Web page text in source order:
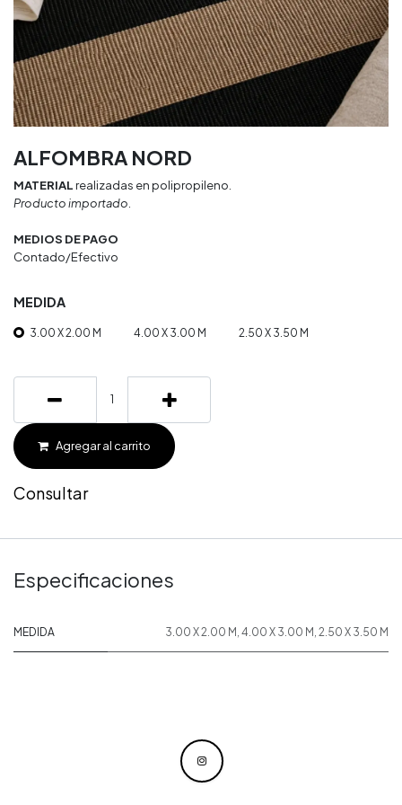
ALFOMBRA NORD
MATERIALrealizadas en polipropileno.
Producto importado.
MEDIOS DE PAGO
Contado/Efectivo
MEDIDA
3.00 X 2.00 M 4.00 X 3.00 M 2.50 X 3.50 M
Agregar al carrito
Consultar
Especificaciones
MEDIDA 3.00 X 2.00 M , 4.00 X 3.00 M , 2.50 X 3.50 M